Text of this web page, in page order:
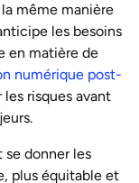
même manière
les besoins
en matière de
numérique post-
risques avant
donner les
plus équitable et